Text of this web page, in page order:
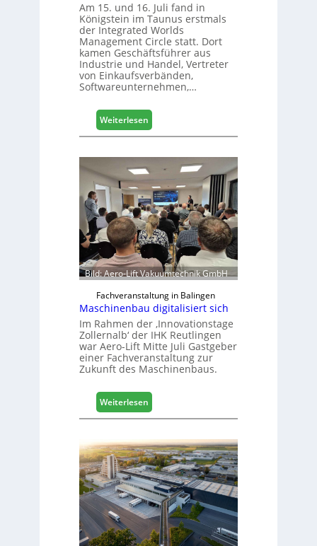
m
e
s
s
e
Am 15. und 16. Juli fand in
Königstein im Taunus erstmals
der Integrated Worlds
Management Circle statt. Dort
kamen Geschäftsführer aus
Industrie und Handel, Vertreter
von Einkaufsverbänden,
Softwareunternehmen,…
Weiterlesen:
M
b
e
l
b
r
a
n
h
e
e
r
ö
r
t
e
r
Z
u
u
n
f
t
Bild: Aero-Lift Vakuumtechnik GmbH
Fachveranstaltung in Balingen
Maschinenbau digitalisiert sich
Im Rahmen der ‚Innovationstage
Zollernalb‘ der IHK Reutlingen
war Aero-Lift Mitte Juli Gastgeber
einer Fachveranstaltung zur
Zukunft des Maschinenbaus.
Weiterlesen:
M
s
c
h
i
n
e
n
b